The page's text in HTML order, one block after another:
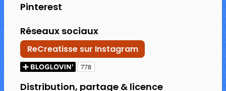
Pinterest
Réseaux sociaux
ReCreatisse sur Instagram
Distribution, partage & licence